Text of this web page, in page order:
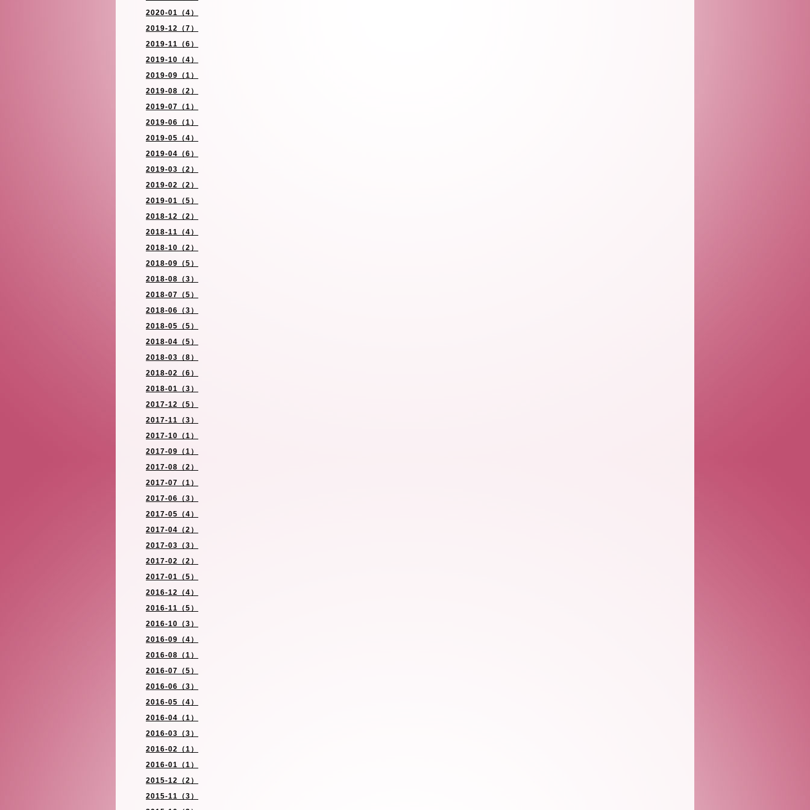
2020-01（4）
2019-12（7）
2019-11（6）
2019-10（4）
2019-09（1）
2019-08（2）
2019-07（1）
2019-06（1）
2019-05（4）
2019-04（6）
2019-03（2）
2019-02（2）
2019-01（5）
2018-12（2）
2018-11（4）
2018-10（2）
2018-09（5）
2018-08（3）
2018-07（5）
2018-06（3）
2018-05（5）
2018-04（5）
2018-03（8）
2018-02（6）
2018-01（3）
2017-12（5）
2017-11（3）
2017-10（1）
2017-09（1）
2017-08（2）
2017-07（1）
2017-06（3）
2017-05（4）
2017-04（2）
2017-03（3）
2017-02（2）
2017-01（5）
2016-12（4）
2016-11（5）
2016-10（3）
2016-09（4）
2016-08（1）
2016-07（5）
2016-06（3）
2016-05（4）
2016-04（1）
2016-03（3）
2016-02（1）
2016-01（1）
2015-12（2）
2015-11（3）